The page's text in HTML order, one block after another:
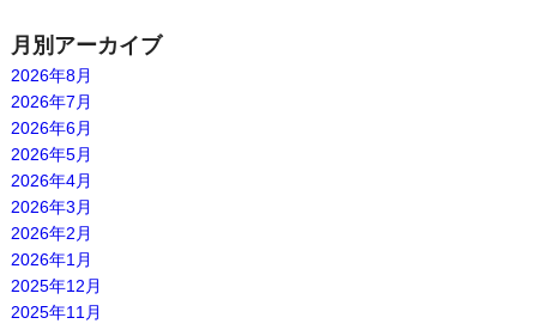
月別アーカイブ
2026年8月
2026年7月
2026年6月
2026年5月
2026年4月
2026年3月
2026年2月
2026年1月
2025年12月
2025年11月